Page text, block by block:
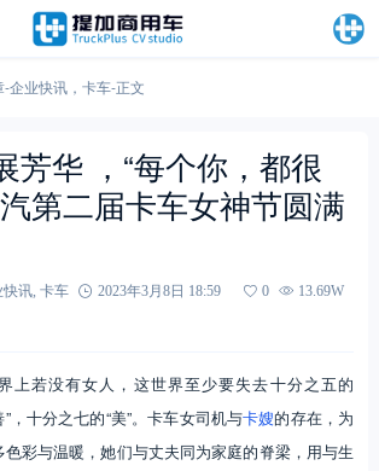
-企业快讯， 卡车-正文
芳华 ，“每个你，都很
第二届卡车女神节圆满
快讯, 卡车 2023年3月8日 18:59 0
13.69W
上若没有女人，这世界至少要失去十分之五的
”，十分之七的“美”。卡车女司机与卡嫂的存在，为
彩与温暖，她们与丈夫同为家庭的脊梁，用与生